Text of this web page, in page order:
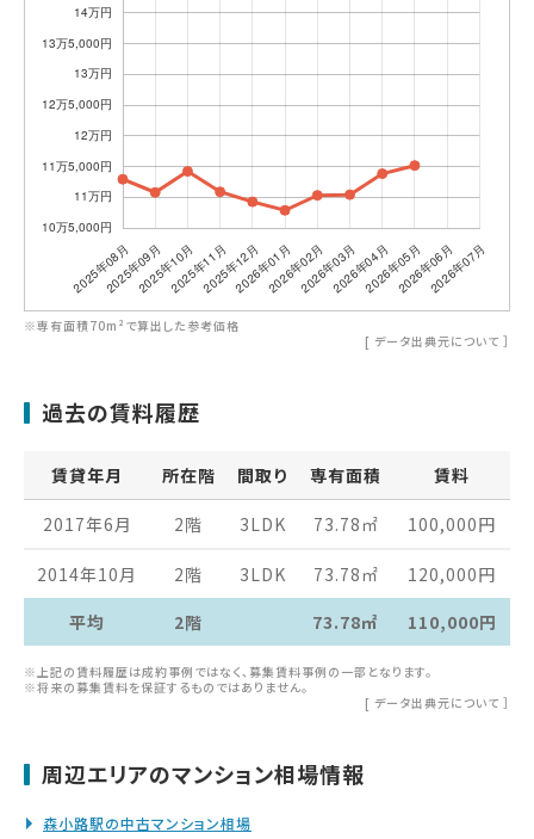
※専有面積70m²で算出した参考価格
[ データ出典元について ］
過去の賃料履歴
賃貸年月 所在階 間取り 専有面積 賃料
2017年6月 2階 3LDK 73.78 ㎡ 100,000円
2014年10月 2階 3LDK 73.78 ㎡ 120,000円
平均
2階 73.78㎡ 110,000円
※上記の賃料履歴は成約事例ではなく、募集賃料事例の一部となります。
※将来の募集賃料を保証するものではありません。
[ データ出典元について ］
周辺エリアのマンション相場情報
森小路駅の中古マンション相場